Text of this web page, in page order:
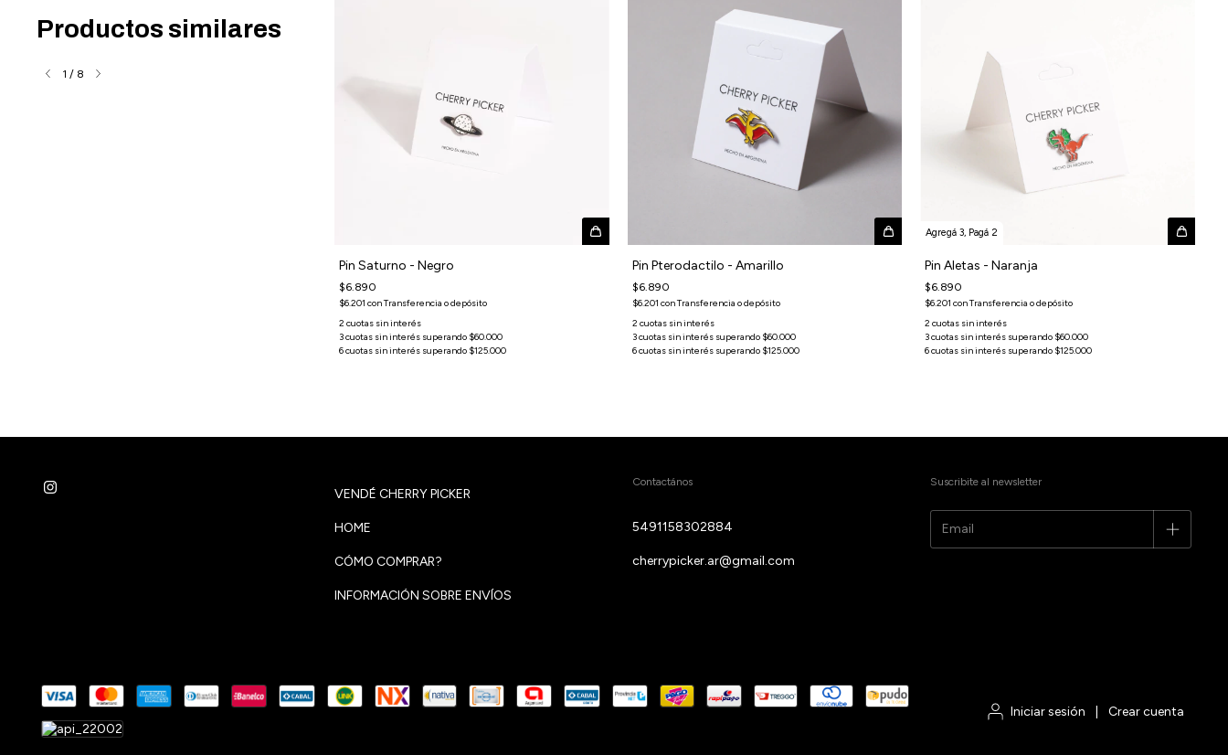
Productos similares
1 / 8
Pin Saturno - Negro
$6.890
$6.201 conTransferencia o depósito
Pin Pterodactilo - Amarillo
$6.890
$6.201 conTransferencia o depósito
Agregá 3, Pagá 2
Pin Aletas - Naranja
$6.890
$6.201conTransferencia o depósito
VENDÉ CHERRY PICKER
HOME
CÓMO COMPRAR?
INFORMACIÓN SOBRE ENVÍOS
Contactános
5491158302884
cherrypicker.ar@gmail.com
Suscribite al newsletter
Iniciar sesión Crear cuenta